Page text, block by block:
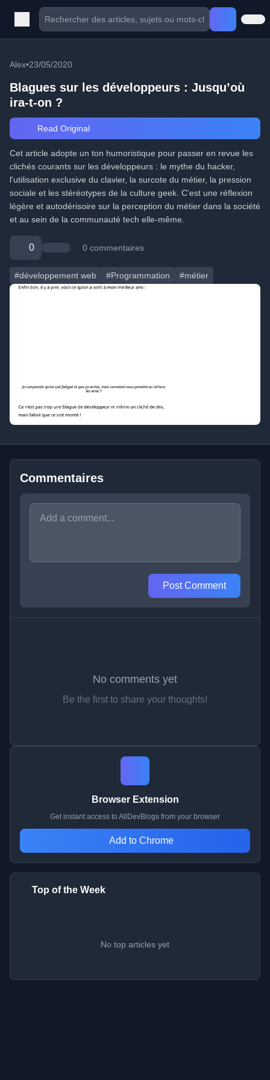
Alex•23/05/2020
Blagues sur les développeurs : Jusqu’où
ira-t-on ?
Read Original
Cet article adopte un ton humoristique pour passer en revue les
clichés courants sur les développeurs : le mythe du hacker,
l'utilisation exclusive du clavier, la surcote du métier, la pression
sociale et les stéréotypes de la culture geek. C'est une réflexion
légère et autodérisoire sur la perception du métier dans la société
et au sein de la communauté tech elle-même.
0 0 commentaires
#développement web #Programmation #métier
Commentaires
Post Comment
No comments yet
Be the first to share your thoughts!
Browser Extension
Get instant access to AllDevBlogs from your browser
Add to Chrome
Top of the Week
No top articles yet